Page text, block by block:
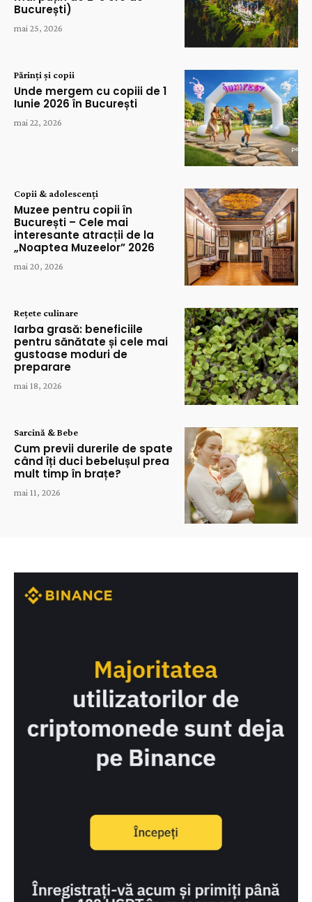
București)
mai 25, 2026
Părinți și copii
Unde mergem cu copiii de 1
Iunie 2026 în București
mai 22, 2026
Copii & adolescenți
Muzee pentru copii în
București – Cele mai
interesante atracții de la
„Noaptea Muzeelor” 2026
mai 20, 2026
Rețete culinare
Iarba grasă: beneficiile
pentru sănătate și cele mai
gustoase moduri de
preparare
mai 18, 2026
Sarcină & Bebe
Cum previi durerile de spate
când îți duci bebelușul prea
mult timp în brațe?
mai 11, 2026